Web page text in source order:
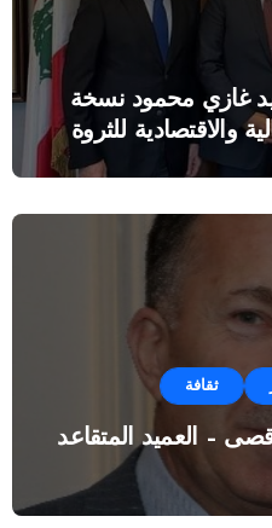
غازي محمود نسخة
والاقتصادية للثروة
ثقافة
– العميد المتقاعد